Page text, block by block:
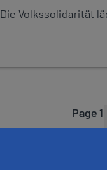
Die Volkssolidarität
Page 1